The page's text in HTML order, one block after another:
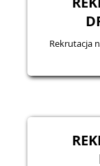
Rekrutacja